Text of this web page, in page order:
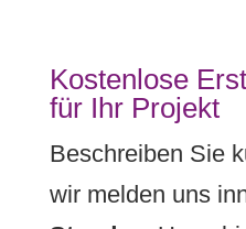
Kostenlose
für Ihr Projekt
Beschreiben Sie
wir melden uns